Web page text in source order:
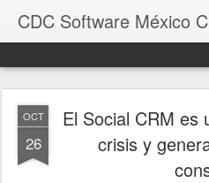
CDC Software México
OCT
26
El Social CRM es
crisis y